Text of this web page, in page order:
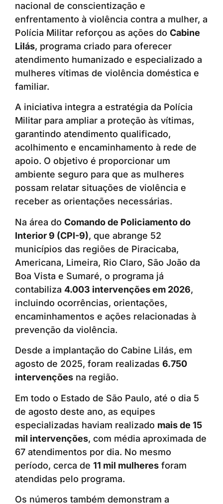
nacional de conscientização e
enfrentamento à violência contra a mulher, a
Polícia Militar reforçou as ações do Cabine
Lilás, programa criado para oferecer
atendimento humanizado e especializado a
mulheres vítimas de violência doméstica e
familiar.
A iniciativa integra a estratégia da Polícia
Militar para ampliar a proteção às vítimas,
garantindo atendimento qualificado,
acolhimento e encaminhamento à rede de
apoio. O objetivo é proporcionar um
ambiente seguro para que as mulheres
possam relatar situações de violência e
receber as orientações necessárias.
Na área do Comando de Policiamento do
Interior 9 (CPI-9), que abrange 52
municípios das regiões de Piracicaba,
Americana, Limeira, Rio Claro, São João da
Boa Vista e Sumaré, o programa já
contabiliza 4.003 intervenções em 2026,
incluindo ocorrências, orientações,
encaminhamentos e ações relacionadas à
prevenção da violência.
Desde a implantação do Cabine Lilás, em
agosto de 2025, foram realizadas 6.750
intervenções na região.
Em todo o Estado de São Paulo, até o dia 5
de agosto deste ano, as equipes
especializadas haviam realizado mais de 15
mil intervenções, com média aproximada de
67 atendimentos por dia. No mesmo
período, cerca de 11 mil mulheres foram
atendidas pelo programa.
Os números também demonstram a